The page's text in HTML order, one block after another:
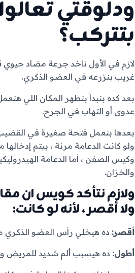
ودلوقتي
بتتركب؟
لازم في الأول ناخد جرعة مضاد
غريب بنزرعه في العضو الذكري.
بعد كده بنبدأ بنطهر المكان اللي
عدوى أو التهاب في الجرح.
بعدها بنعمل فتحة صغيرة في القضيب
ولو كانت الدعامة مرنة ، بيتم
وكيس الصفن ، أما الدعامة
والخزان.
ولازم نتأكد كويس ان
ولا أقصر ، لأنه لو كانت:
أقصر: ده هيخلي رأس العضو الذكري
أطول: ده هيسبب ألم شديد للمريض